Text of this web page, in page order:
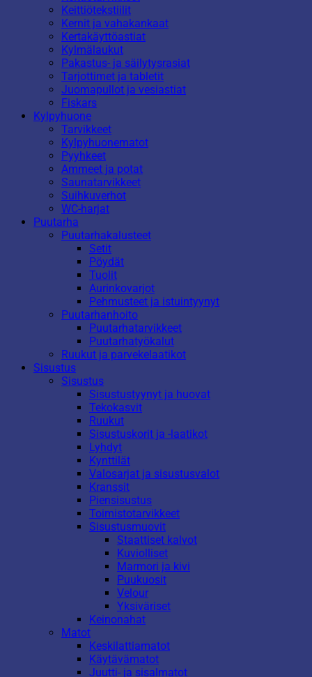
Keittiötekstiilit
Kernit ja vahakankaat
Kertakäyttöastiat
Kylmälaukut
Pakastus- ja säilytysrasiat
Tarjottimet ja tabletit
Juomapullot ja vesiastiat
Fiskars
Kylpyhuone
Tarvikkeet
Kylpyhuonematot
Pyyhkeet
Ammeet ja potat
Saunatarvikkeet
Suihkuverhot
WC-harjat
Puutarha
Puutarhakalusteet
Setit
Pöydät
Tuolit
Aurinkovarjot
Pehmusteet ja istuintyynyt
Puutarhanhoito
Puutarhatarvikkeet
Puutarhatyökalut
Ruukut ja parvekelaatikot
Sisustus
Sisustus
Sisustustyynyt ja huovat
Tekokasvit
Ruukut
Sisustuskorit ja -laatikot
Lyhdyt
Kynttilät
Valosarjat ja sisustusvalot
Kranssit
Piensisustus
Toimistotarvikkeet
Sisustusmuovit
Staattiset kalvot
Kuviolliset
Marmori ja kivi
Puukuosit
Velour
Yksiväriset
Keinonahat
Matot
Keskilattiamatot
Käytävämatot
Juutti- ja sisalmatot